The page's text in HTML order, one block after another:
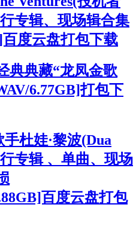
专辑、现场辑合集
度云盘打包下载
典典藏“龙凤金歌
6.77GB]打包下
杜娃·黎波(Dua
专辑 、单曲、现场
百度云盘打包